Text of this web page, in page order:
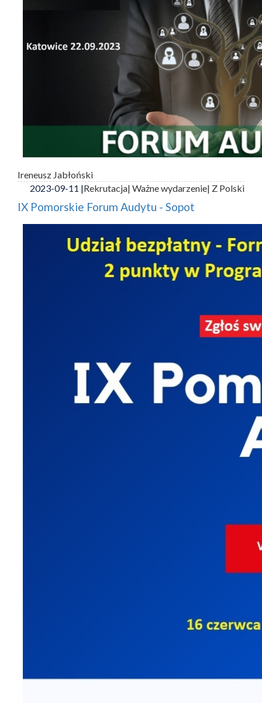
Ireneusz Jabłoński
2023-09-11 |Rekrutacja| Ważne wydarzenie| Z Polski
IX Pomorskie Forum Audytu - Sopot